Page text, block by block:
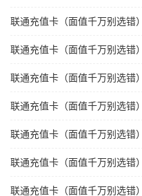
联通充值卡（面值千万别选错
联通充值卡（面值千万别选错
联通充值卡（面值千万别选错
联通充值卡（面值千万别选错
联通充值卡（面值千万别选错
联通充值卡（面值千万别选错
联通充值卡（面值千万别选错